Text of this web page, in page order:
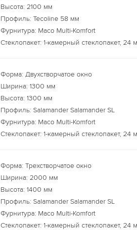
Высота: 2100 мм
Профиль: Tecoline 58 мм
Фурнитура: Maco Multi-Komfort
Стеклопакет: 1-камерный стеклопакет, 24
Форма: Двухстворчатое окно
Ширина: 1300 мм
Высота: 1300 мм
Профиль: Salamander Salamander SL
Фурнитура: Maco Multi-Komfort
Стеклопакет: 1-камерный стеклопакет, 24
Форма: Трехстворчатое окно
Ширина: 2000 мм
Высота: 1400 мм
Профиль: Salamander Salamander SL
Фурнитура: Maco Multi-Komfort
Стеклопакет: 1-камерный стеклопакет, 24